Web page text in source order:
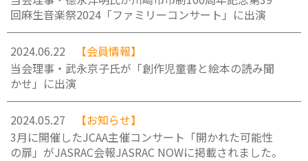
回麻生音楽祭2024「ファミリーコンサート」に出演
2024.06.22
【会員情報】
当会理事・武永京子氏が「創作児童書と絵本の読み聞
かせ」に出演
2024.05.27
【お知らせ】
3月に開催したJCAA主催コンサート「開かれた可能性
の扉」がJASRAC会報JASRAC NOWに掲載されました。